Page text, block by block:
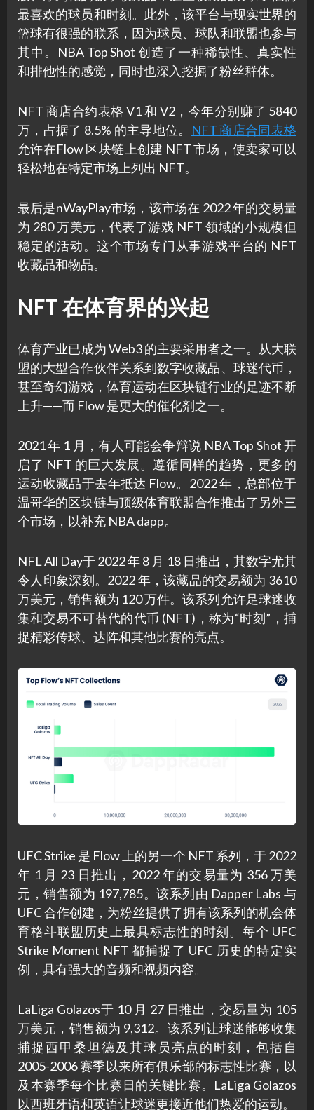
最喜欢的球员和时刻。此外，该平台与现实世界的
篮球有很强的联系，因为球员、球队和联盟也参与
其中。NBA Top Shot 创造了一种稀缺性、真实性
和排他性的感觉，同时也深入挖掘了粉丝群体。
NFT 商店合约表格 V1 和 V2，今年分别赚了 5840
万，占据了 8.5% 的主导地位。
NFT 商店合同表格
允许在Flow 区块链上创建 NFT 市场，使卖家可以
轻松地在特定市场上列出 NFT。
最后是nWayPlay市场，该市场在 2022 年的交易量
为 280 万美元，代表了游戏 NFT 领域的小规模但
稳定的活动。这个市场专门从事游戏平台的 NFT
收藏品和物品。
NFT 在体育界的兴起
体育产业已成为 Web3 的主要采用者之一。从大联
盟的大型合作伙伴关系到数字收藏品、球迷代币，
甚至奇幻游戏，体育运动在区块链行业的足迹不断
上升——而 Flow 是更大的催化剂之一。
2021 年 1 月，有人可能会争辩说 NBA Top Shot 开
启了 NFT 的巨大发展。遵循同样的趋势，更多的
运动收藏品于去年抵达 Flow。2022 年，总部位于
温哥华的区块链与顶级体育联盟合作推出了另外三
个市场，以补充 NBA dapp。
NFL All Day于 2022 年 8 月 18 日推出，其数字尤其
令人印象深刻。2022 年，该藏品的交易额为 3610
万美元，销售额为 120 万件。该系列允许足球迷收
集和交易不可替代的代币 (NFT)，称为“时刻”，捕
捉精彩传球、达阵和其他比赛的亮点。
UFC Strike 是 Fl​​ow 上的另一个 NFT 系列，于 2022
年 1 月 23 日推出，2022 年的交易量为 356 万美
元，销售额为 197,785。该系列由 Dapper Labs 与
UFC 合作创建，为粉丝提供了拥有该系列的机会体
育格斗联盟历史上最具标志性的时刻。每个 UFC
Strike Moment NFT 都捕捉了 UFC 历史的特定实
例，具有强大的音频和视频内容。
LaLiga Golazos于 10 月 27 日推出，交易量为 105
万美元，销售额为 9,312。该系列让球迷能够收集
捕捉西甲桑坦德及其球员亮点的时刻，包括自
2005-2006 赛季以来所有俱乐部的标志性比赛，以
及本赛季每个比赛日的关键比赛。LaLiga Golazos
以西班牙语和英语让球迷更接近他们热爱的运动。